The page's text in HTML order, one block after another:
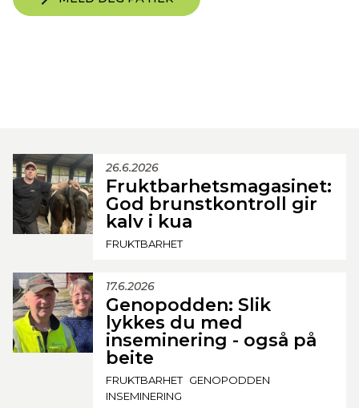
26.6.2026
Fruktbarhetsmagasinet:
God brunstkontroll gir
kalv i kua
FRUKTBARHET
17.6.2026
Genopodden: Slik
lykkes du med
inseminering - også på
beite
FRUKTBARHET GENOPODDEN
INSEMINERING